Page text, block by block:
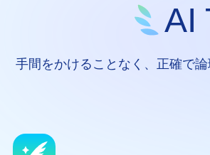
AI
手間をかけることなく、正確で